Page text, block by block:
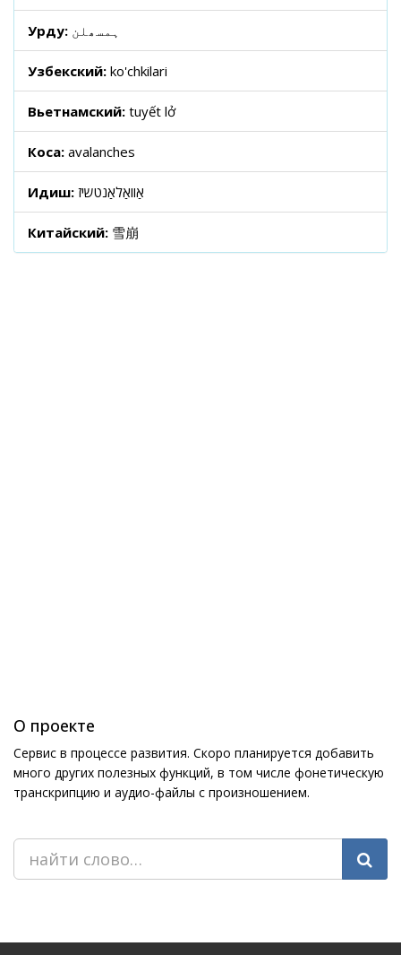
Урду: ہمسھلن
Узбекский: ko'chkilari
Вьетнамский: tuyết lở
Коса: avalanches
Идиш: אַוואַלאַנטשיז
Китайский: 雪崩
О проекте
Сервис в процессе развития. Скоро планируется добавить
много других полезных функций, в том числе фонетическую
транскрипцию и аудио-файлы с произношением.